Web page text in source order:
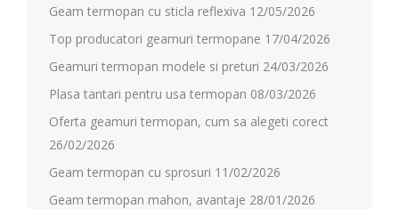
Geam termopan cu sticla reflexiva 12/05/2026
Top producatori geamuri termopane 17/04/2026
Geamuri termopan modele si preturi 24/03/2026
Plasa tantari pentru usa termopan 08/03/2026
Oferta geamuri termopan, cum sa alegeti corect
26/02/2026
Geam termopan cu sprosuri 11/02/2026
Geam termopan mahon, avantaje 28/01/2026